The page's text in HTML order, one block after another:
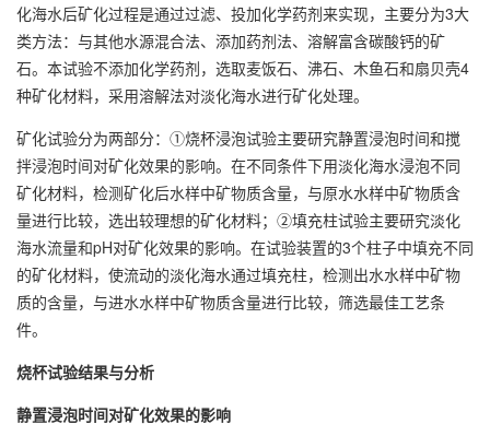
化海水后矿化过程是通过过滤、投加化学药剂来实现，主要分为3大
类方法：与其他水源混合法、添加药剂法、溶解富含碳酸钙的矿
石。本试验不添加化学药剂，选取麦饭石、沸石、木鱼石和扇贝壳4
种矿化材料，采用溶解法对淡化海水进行矿化处理。
矿化试验分为两部分：①烧杯浸泡试验主要研究静置浸泡时间和搅
拌浸泡时间对矿化效果的影响。在不同条件下用淡化海水浸泡不同
矿化材料，检测矿化后水样中矿物质含量，与原水水样中矿物质含
量进行比较，选出较理想的矿化材料；②填充柱试验主要研究淡化
海水流量和pH对矿化效果的影响。在试验装置的3个柱子中填充不同
的矿化材料，使流动的淡化海水通过填充柱，检测出水水样中矿物
质的含量，与进水水样中矿物质含量进行比较，筛选最佳工艺条
件。
烧杯试验结果与分析
静置浸泡时间对矿化效果的影响